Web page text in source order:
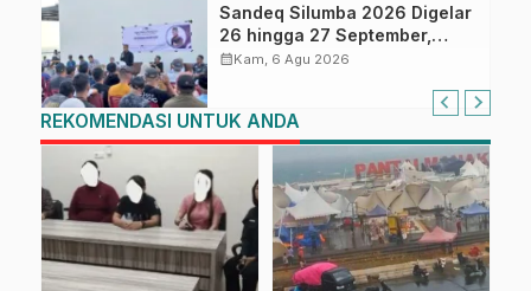
Sandeq Silumba 2026 Digelar
26 hingga 27 September,
Rangkaian HUT Sulbar
calendar_monthKam, 6 Agu 2026
REKOMENDASI UNTUK ANDA